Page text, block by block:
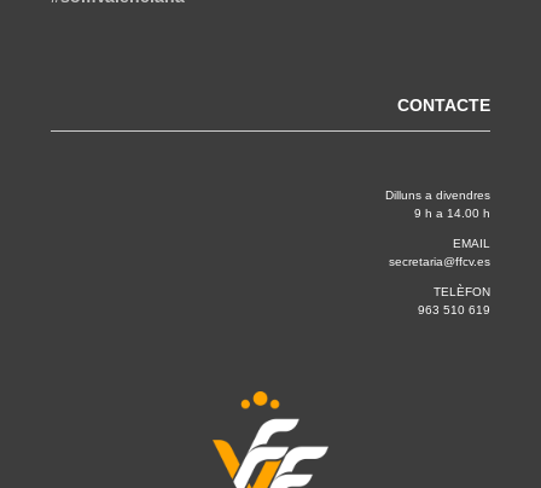
CONTACTE
Dilluns a divendres
9 h a 14.00 h
EMAIL
secretaria@ffcv.es
TELÈFON
963 510 619